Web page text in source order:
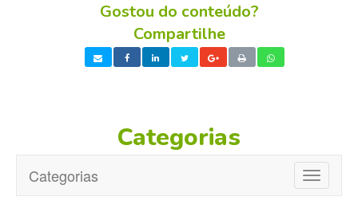
Gostou do conteúdo?
Compartilhe
Categorias
Toggle
Categorias